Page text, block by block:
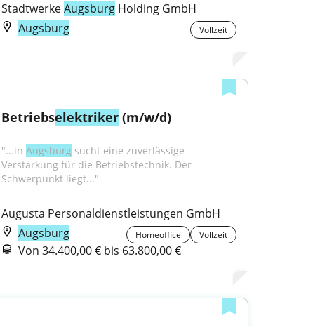
Stadtwerke Augsburg Holding GmbH
Augsburg
Vollzeit
Betriebselektriker (m/w/d)
"...in Augsburg sucht eine zuverlässige
Verstärkung für die Betriebstechnik. Der
Schwerpunkt liegt..."
Augusta Personaldienstleistungen GmbH
Augsburg
Homeoffice Vollzeit
Von 34.400,00 € bis 63.800,00 €